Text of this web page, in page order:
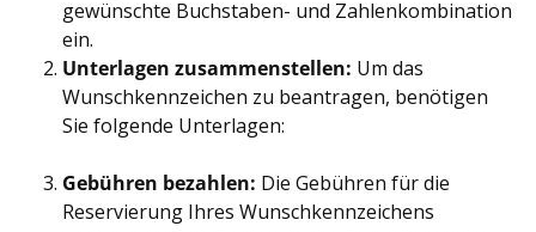
gewünschte Buchstaben- und Zahlenkombination
ein.
Unterlagen zusammenstellen: Um das
Wunschkennzeichen zu beantragen, benötigen
Sie folgende Unterlagen:
Gebühren bezahlen: Die Gebühren für die
Reservierung Ihres Wunschkennzeichens